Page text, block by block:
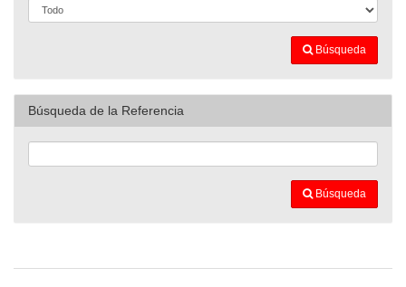
Búsqueda
Búsqueda de la Referencia
Búsqueda